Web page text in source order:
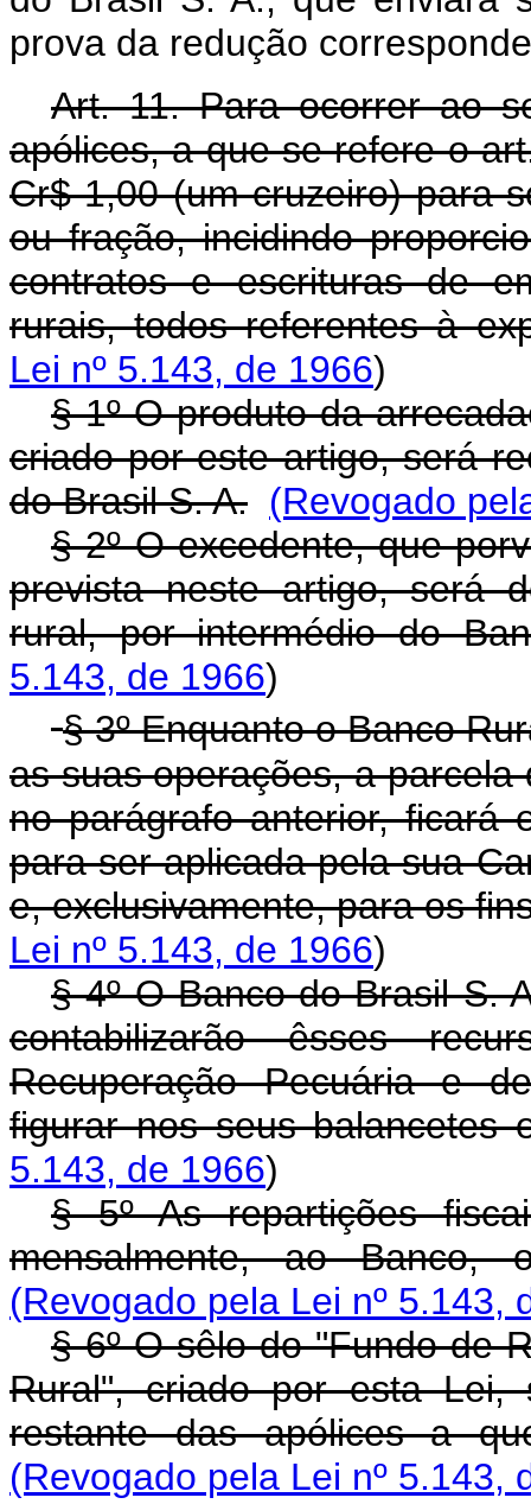
prova da redução
Art. 11. Para ocorrer ao
apólices, a que se refere o
Cr$ 1,00 (um cruzeiro) para
ou fração, incidindo
contratos e escrituras de
rurais, todos referentes à
Lei nº 5.143, de 1966)
§ 1º O produto da
criado por este artigo, será
do Brasil S. A. (Revogado
§ 2º O excedente, que
prevista neste artigo, será
rural, por intermédio do
5.143, de 1966)
§ 3º Enquanto o Banco
as suas operações, a
no parágrafo anterior, ficará
para ser aplicada pela sua
e, exclusivamente, para os
Lei nº 5.143, de 1966)
§ 4º O Banco do Brasil S.
contabilizarão êsses
Recuperação Pecuária e
figurar nos seus balancetes
5.143, de 1966)
§ 5º As repartições
mensalmente, ao
(Revogado pela Lei nº 5.143,
§ 6º O sêlo do "Fundo de
Rural", criado por esta
restante das apólices a
(Revogado pela Lei nº 5.143,